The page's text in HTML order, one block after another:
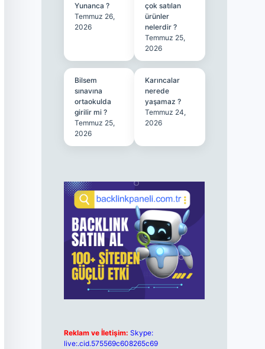
Yunanca ?
Temmuz 26,
2026
çok satılan
ürünler
nelerdir ?
Temmuz 25,
2026
Bilsem
sınavına
ortaokulda
girilir mi ?
Temmuz 25,
2026
Karıncalar
nerede
yaşamaz ?
Temmuz 24,
2026
Reklam ve İletişim: Skype:
live:.cid.575569c608265c69